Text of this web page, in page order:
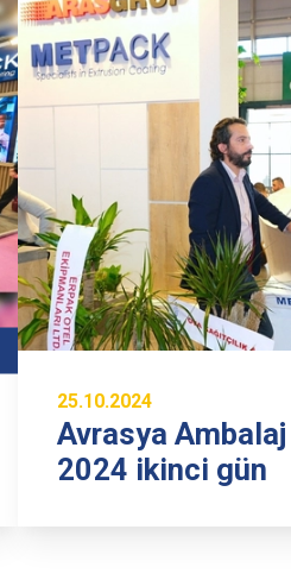
25.10.2024
Avrasya Ambalaj
2024 ikinci gün